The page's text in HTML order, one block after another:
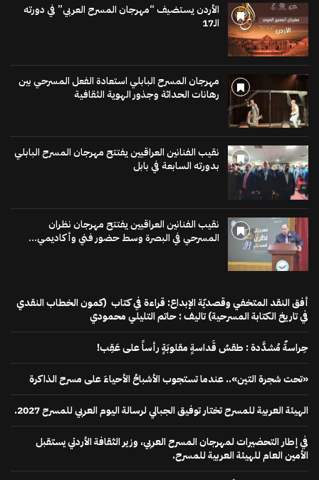
الأردن يستضيف “مهرجان المسرح العربي” في دورته
الـ17
مهرجان المسرح البابلي استعادة الفعل المسرحي بين
رهانات الحداثة وجذور الهوية الثقافية
نقيب الفنانين العراقيين يفتتح مهرجان المسرح البابلي
بدورته السابعة في بابل
نقيب الفنانين العراقيين يفتتح مهرجان نظران
المسرحي في البصرة وسط حضور فني وأكاديمي...
أفق النقد المتخفي وقصديّة الإبداع: قراءة في كتاب (كمون الخطاب النقدي
في تاريخ الكتابة المسرحية) تاليف : حاتم التليلي محمودي
حِراسةٌ مُشدَّدة : طقسُ قَداسةٍ مقلوبَةٍ رأساً على عَقِب!
«تحت شجرة التين».. عندما تستجوب الأشباحُ الأحياءَ على مسرح الذاكرة
الهيئة العربية للمسرح تختار توفيق الجبالي لرسالة اليوم العربي للمسرح 2027.
في إطار التحضيرات لمهرجان المسرح العربي، وزير الثقافة الأردني يستقبل
الأمين العام للهيئة العربية للمسرح.